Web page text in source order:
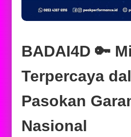
BADAI4D 🔑
Terpercaya
Pasokan
Nasional